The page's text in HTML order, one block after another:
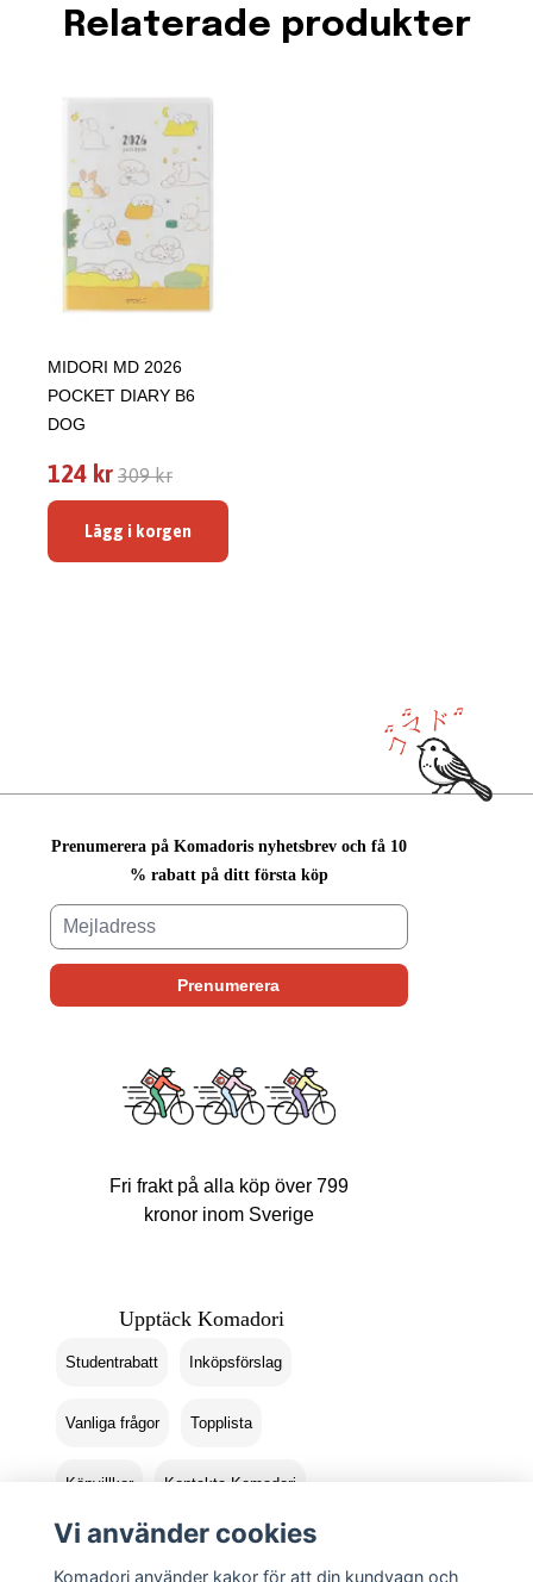
Relaterade produkter
MIDORI MD 2026
POCKET DIARY B6
DOG
124 kr 309 kr
Lägg i korgen
Prenumerera på Komadoris nyhetsbrev och få 10
% rabatt på ditt första köp
Fri frakt på alla köp över 799
kronor inom Sverige
Upptäck Komadori
Studentrabatt Inköpsförslag
Vanliga frågor Topplista
Köpvillkor Kontakta Komadori
Logga in Returer
Vi använder cookies
Komadori använder kakor för att din kundvagn och